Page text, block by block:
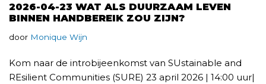
2026-04-23 WAT ALS DUURZAAM LEVEN
BINNEN HANDBEREIK ZOU ZIJN?
door Monique Wijn
Kom naar de introbijeenkomst van SUstainable and
REsilient Communities (SURE) 23 april 2026 | 14:00 uur|